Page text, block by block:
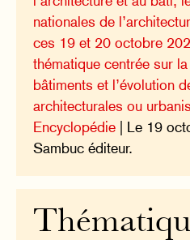
nationales de
ces 19 et 20 octobre
thématique centrée sur
bâtiments et l’évolution
architecturales ou
Encyclopédie | Le 19
Sambuc éditeur.